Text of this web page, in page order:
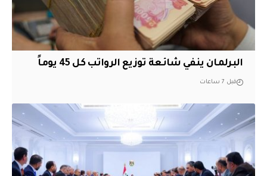
البرلمان ينفي شائعة توزيع الرواتب كل 45 يوماً
قبل 7 ساعات